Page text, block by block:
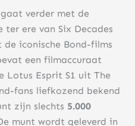
verder met de
ter ere van Six Decades
iconische Bond-films
een filmaccuraat
Lotus Esprit S1 uit The
fans liefkozend bekend
zijn slechts 5.000
munt wordt geleverd in